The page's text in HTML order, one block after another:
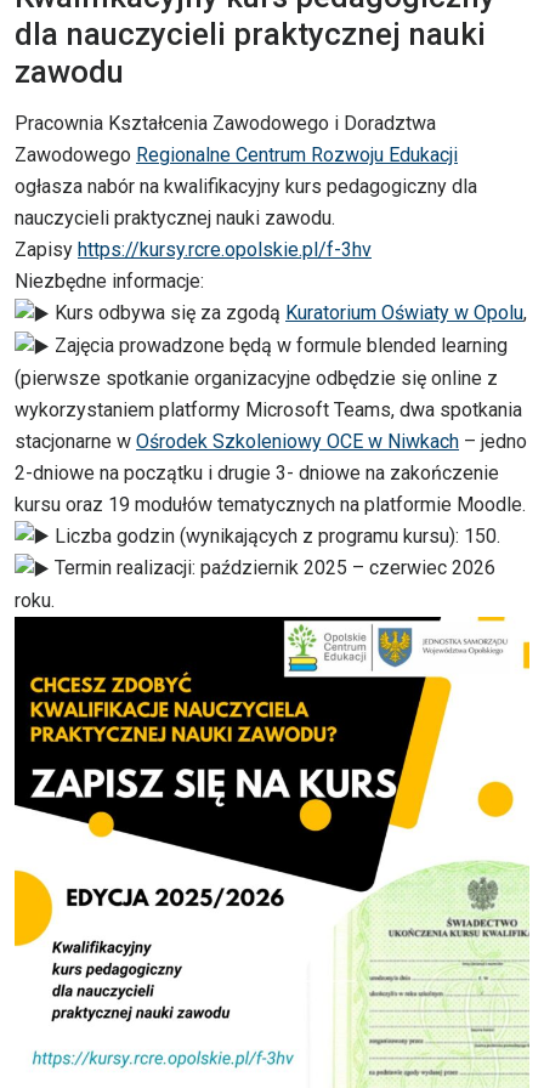
dla nauczycieli praktycznej nauki
zawodu
Pracownia Kształcenia Zawodowego i Doradztwa
Zawodowego Regionalne Centrum Rozwoju Edukacji
ogłasza nabór na kwalifikacyjny kurs pedagogiczny dla
nauczycieli praktycznej nauki zawodu.
Zapisy https://kursy.rcre.opolskie.pl/f-3hv
Niezbędne informacje:
Kurs odbywa się za zgodą Kuratorium Oświaty w Opolu,
Zajęcia prowadzone będą w formule blended learning
(pierwsze spotkanie organizacyjne odbędzie się online z
wykorzystaniem platformy Microsoft Teams, dwa spotkania
stacjonarne w Ośrodek Szkoleniowy OCE w Niwkach – jedno
2-dniowe na początku i drugie 3- dniowe na zakończenie
kursu oraz 19 modułów tematycznych na platformie Moodle.
Liczba godzin (wynikających z programu kursu): 150.
Termin realizacji: październik 2025 – czerwiec 2026
roku.